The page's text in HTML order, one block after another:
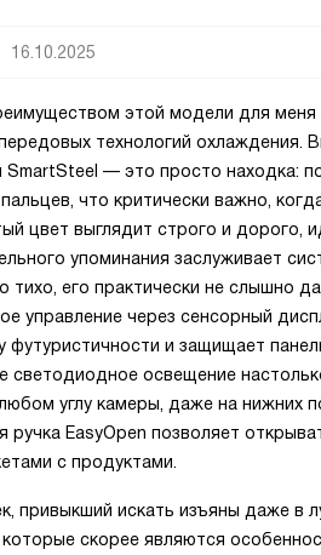
16.10.2025
этой модели для меня
технологий охлаждения.
SmartSteel — это просто находка:
что критически важно,
цвет выглядит строго и дорого,
упоминания заслуживает
тихо, его практически не слышно
управление через сенсорный
футуристичности и защищает
светодиодное освещение
углу камеры, даже на нижних
ручка EasyOpen позволяет
с продуктами.
привыкший искать изъяны даже в
скорее являются